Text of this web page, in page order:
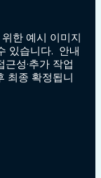
한 예시 이미지
있습니다. 안내
근성·추가 작업
최종 확정됩니